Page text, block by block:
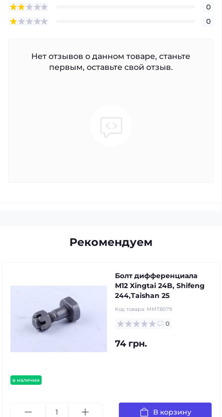
0
0
Нет отзывов о данном товаре, станьте
первым, оставьте свой отзыв.
Рекомендуем
в наличии
Болт дифференциала
М12 Xingtai 24B, Shifeng
244,Taishan 25
Код товара: MMT8079
0
74 грн.
В корзину